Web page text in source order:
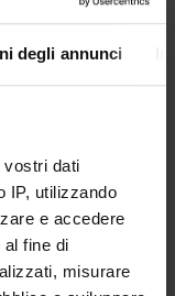
degli annunci
dati
IP, utilizzando
e accedere
fine di
misurare